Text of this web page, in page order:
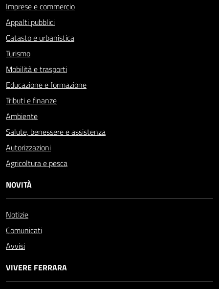
Imprese e commercio
Appalti pubblici
Catasto e urbanistica
Turismo
Mobilità e trasporti
Educazione e formazione
Tributi e finanze
Ambiente
Salute, benessere e assistenza
Autorizzazioni
Agricoltura e pesca
NOVITÀ
Notizie
Comunicati
Avvisi
VIVERE FERRARA